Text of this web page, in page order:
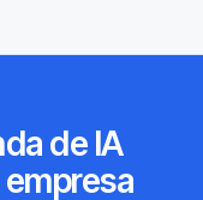
de IA